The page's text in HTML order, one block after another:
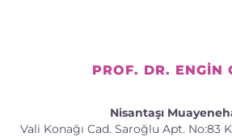
PROF. DR. ENGIN
Nisantaşı
Vali Konağı Cad. Saroğlu Apt. No:83